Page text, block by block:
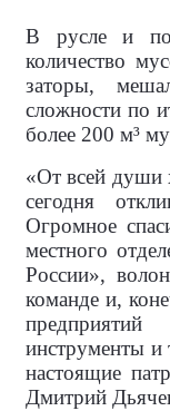
В русле и по
количество
заторы,
сложности по
более 200 м³
«От всей души
сегодня
Огромное
местного
России»,
команде и,
инструменты
настоящие
Дмитрий